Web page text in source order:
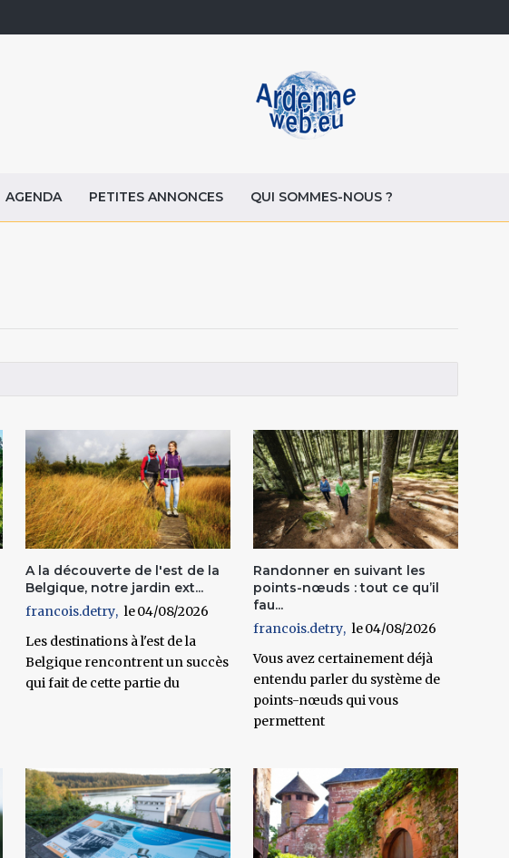
AGENDA PETITES ANNONCES QUI SOMMES-NOUS ?
A la découverte de l'est de la
Belgique, notre jardin ext...
francois.detry
04/08/2026
Les destinations à l'est de la
Belgique rencontrent un succès
qui fait de cette partie du
Randonner en suivant les
points-nœuds : tout ce qu’il
fau...
francois.detry
04/08/2026
Vous avez certainement déjà
entendu parler du système de
points-nœuds qui vous
permettent